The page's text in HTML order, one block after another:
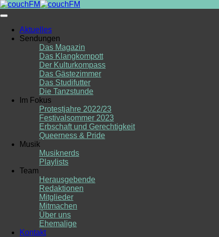
Skip
to
Aktuelles
Sendungen
Das Magazin
Das Klangkompott
Der Kulturkompass
Das Gästezimmer
Das Studifutter
Die Tanzstunde
Im Fokus
Protestjahre 2022/23
Festivalsommer 2023
Erbschaft und Gerechtigkeit
Queerness & Pride
Musik
Musiknerds
Playlists
Team
Herausgebende
Redaktionen
Mitglieder
Mitmachen
Über uns
Ehemalige
Kontakt